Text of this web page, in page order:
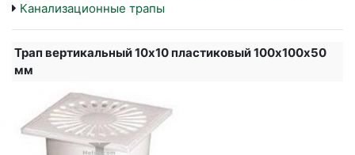
Канализационные трапы
Трап вертикальный 10х10 пластиковый 100х100х50
мм